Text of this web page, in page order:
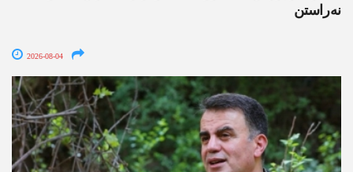
نەراستن
2026-08-04